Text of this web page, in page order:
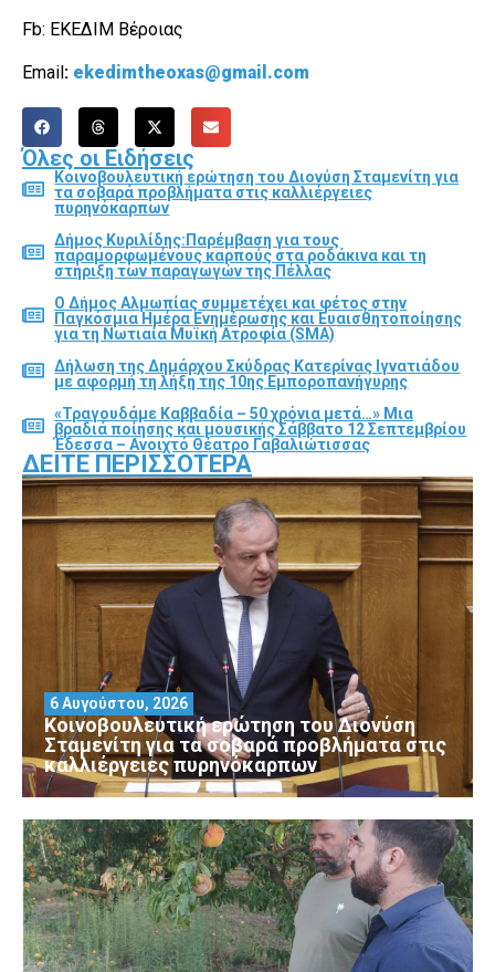
Fb: ΕΚΕΔΙΜ Βέροιας
Email: ekedimtheoxas@gmail.com
Όλες οι Ειδήσεις
Κοινοβουλευτική ερώτηση του Διονύση Σταμενίτη για
τα σοβαρά προβλήματα στις καλλιέργειες
πυρηνόκαρπων
Δήμος Κυριλίδης:Παρέμβαση για τους
παραμορφωμένους καρπούς στα ροδάκινα και τη
στήριξη των παραγωγών της Πέλλας
Ο Δήμος Αλμωπίας συμμετέχει και φέτος στην
Παγκόσμια Ημέρα Ενημέρωσης και Ευαισθητοποίησης
για τη Νωτιαία Μυϊκή Ατροφία (SMA)
Δήλωση της Δημάρχου Σκύδρας Κατερίνας Ιγνατιάδου
με αφορμή τη λήξη της 10ης Εμποροπανήγυρης
«Τραγουδάμε Καββαδία – 50 χρόνια μετά…» Μια
βραδιά ποίησης και μουσικής Σάββατο 12 Σεπτεμβρίου
Έδεσσα – Ανοιχτό Θέατρο Γαβαλιώτισσας
ΔΕΊΤΕ ΠΕΡΙΣΣΌΤΕΡΑ
Κοινοβουλευτική ερώτηση του Διονύση
Σταμενίτη για τα σοβαρά προβλήματα στις
καλλιέργειες πυρηνόκαρπων
6 Αυγούστου, 2026